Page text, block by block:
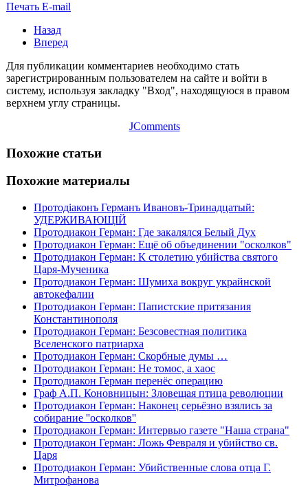
Печать E-mail
Назад
Вперед
Для публикации комментариев необходимо стать
зарегистрированным пользователем на сайте и войти в
систему, используя закладку "Вход", находящуюся в правом
верхнем углу страницы.
JComments
Похожие статьи
Похожие материалы
Протодіаконъ Германъ Ивановъ-Тринадцатый:
УДЕРЖИВАЮЩІЙ
Протодиакон Герман: Где закалялся Белый Дух
Протодиакон Герман: Ещё об объединении "осколков"
Протодиакон Герман: К столетию убийства святого
Царя-Мученика
Протодиакон Герман: Шумиха вокруг украйнской
автокефалии
Протодиакон Герман: Папистские притязания
Константинополя
Протодиакон Герман: Безсовестная политика
Вселенского патриарха
Протодиакон Герман: Скорбные думы …
Протодиакон Герман: Не томос, а хаос
Протодиакон Герман перенёс операцию
Граф А.П. Коновницын: Зловещая птица революции
Протодиакон Герман: Наконец серьёзно взялись за
собирание ''осколков''
Протодиакон Герман: Интервью газете "Наша страна"
Протодиакон Герман: Ложь Февраля и убийство св.
Царя
Протодиакон Герман: Убийственные слова отца Г.
Митрофанова